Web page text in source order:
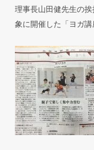
理事長山田健先生の
象に開催した「ヨガ